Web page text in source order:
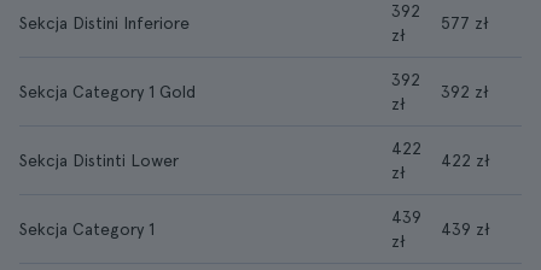
Sekcja Distini Inferiore
392
zł
577 zł
Sekcja Category 1 Gold
392
zł
392 zł
Sekcja Distinti Lower
422
zł
422 zł
Sekcja Category 1
439
zł
439 zł